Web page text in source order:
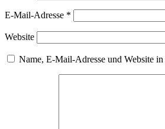
E-Mail-Adresse *
Website
Name, E-Mail-Adresse und Website